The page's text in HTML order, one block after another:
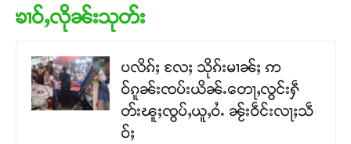
ၶၢဝ်ႇလိုၼ်းသုတ်း
ပလိၵ်ႈ လႄႈ သိုၵ်းမၢၼ်ႈ ဢ
ဝ်ၵူၼ်းၸပ်းယိၼ်ႉတေႃႇလွင်းႁဵ
တ်းၽူႈၸွပ်ႇယူႇဝႆႉ ၼႂ်းဝဵင်းလႃႈသဵ
ဝ်ႈ